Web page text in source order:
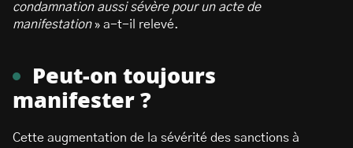
condamnation aussi sévère pour un acte de
manifestation» a-t-il relevé.
Peut-on toujours
manifester ?
Cette augmentation de la sévérité des sanctions à